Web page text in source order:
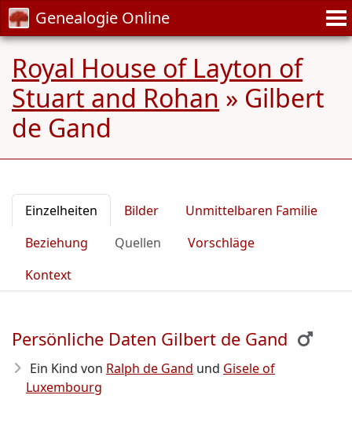
Genealogie Online
Royal House of Layton of
Stuart and Rohan » Gilbert
de Gand
Einzelheiten Bilder
Unmittelbaren Familie
Beziehung
Quellen
Vorschläge
Kontext
Persönliche Daten Gilbert de Gand
Ein Kind von Ralph de Gand und Gisele of
Luxembourg